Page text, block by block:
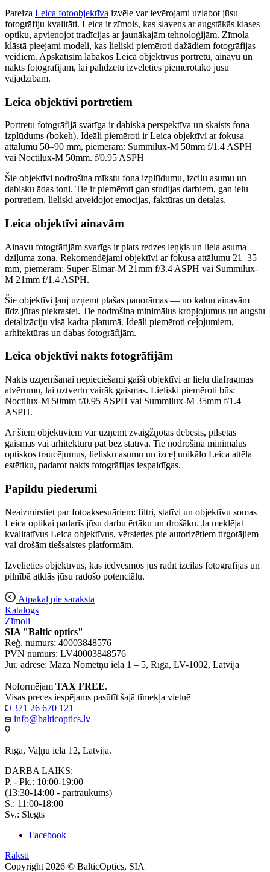
Pareiza Leica fotoobjektīva izvēle var ievērojami uzlabot jūsu
fotogrāfiju kvalitāti. Leica ir zīmols, kas slavens ar augstākās klases
optiku, apvienojot tradīcijas ar jaunākajām tehnoloģijām. Zīmola
klāstā pieejami modeļi, kas lieliski piemēroti dažādiem fotogrāfijas
veidiem. Apskatīsim labākos Leica objektīvus portretu, ainavu un
nakts fotogrāfijām, lai palīdzētu izvēlēties piemērotāko jūsu
vajadzībām.
Leica objektīvi portretiem
Portretu fotogrāfijā svarīga ir dabiska perspektīva un skaists fona
izplūdums (bokeh). Ideāli piemēroti ir Leica objektīvi ar fokusa
attālumu 50–90 mm, piemēram: Summilux-M 50mm f/1.4 ASPH
vai Noctilux-M 50mm. f/0.95 ASPH
Šie objektīvi nodrošina mīkstu fona izplūdumu, izcilu asumu un
dabisku ādas toni. Tie ir piemēroti gan studijas darbiem, gan ielu
portretiem, lieliski atveidojot emocijas, faktūras un detaļas.
Leica objektīvi ainavām
Ainavu fotogrāfijām svarīgs ir plats redzes leņķis un liela asuma
dziļuma zona. Rekomendējami objektīvi ar fokusa attālumu 21–35
mm, piemēram: Super-Elmar-M 21mm f/3.4 ASPH vai Summilux-
M 21mm f/1.4 ASPH.
Šie objektīvi ļauj uzņemt plašas panorāmas — no kalnu ainavām
līdz jūras piekrastei. Tie nodrošina minimālus kropļojumus un augstu
detalizāciju visā kadra platumā. Ideāli piemēroti ceļojumiem,
arhitektūras un dabas fotogrāfijām.
Leica objektīvi nakts fotogrāfijām
Nakts uzņemšanai nepieciešami gaiši objektīvi ar lielu diafragmas
atvērumu, lai uztvertu vairāk gaismas. Lieliski piemēroti būs:
Noctilux-M 50mm f/0.95 ASPH vai Summilux-M 35mm f/1.4
ASPH.
Ar šiem objektīviem var uzņemt zvaigžņotas debesis, pilsētas
gaismas vai arhitektūru pat bez statīva. Tie nodrošina minimālus
optiskos traucējumus, lielisku asumu un izceļ unikālo Leica attēla
estētiku, padarot nakts fotogrāfijas iespaidīgas.
Papildu piederumi
Neaizmirstiet par fotoaksesuāriem: filtri, statīvi un objektīvu somas
Leica optikai padarīs jūsu darbu ērtāku un drošāku. Ja meklējat
kvalitatīvus Leica objektīvus, vērsieties pie autorizētiem tirgotājiem
vai drošām tiešsaistes platformām.
Izvēlieties objektīvus, kas iedvesmos jūs radīt izcilas fotogrāfijas un
pilnībā atklās jūsu radošo potenciālu.
Atpakaļ pie saraksta
Katalogs
Zīmoli
SIA "Baltic optics"
Reģ. numurs: 40003848576
PVN numurs: LV40003848576
Jur. adrese: Mazā Nometņu iela 1 – 5, Rīga, LV-1002, Latvija
Noformējam TAX FREE.
Visas preces iespējams pasūtīt šajā tīmekļa vietnē
+371 26 670 121
info@balticoptics.lv
Rīga, Vaļņu iela 12, Latvija.
DARBA LAIKS:
P. - Pk.: 10:00-19:00
(13:30-14:00 - pārtraukums)
S.: 11:00-18:00
Sv.: Slēgts
Facebook
Raksti
Copyright 2026 © BalticOptics, SIA